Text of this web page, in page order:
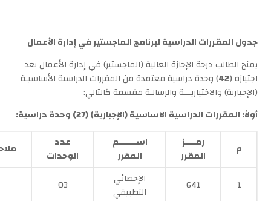
جدول المقررات الدراسية لبرنامج الماجستير في إدارة الأعمال
يمنح الطالب درجة الإجازة العالية (الماجستير) في إدارة الأعمال بعد
اجتيازه (42) وحدة دراسية معتمدة من المقررات الدراسية الأساسيـة
(الإجبارية) والاختياريـــة والرسالـة مقسمة كالتالي:
أولاً: المقررات الدراسية الاساسية (الإجبارية) (27) وحدة دراسية:
م
رمــــز
المقرر
اســـــــم
المقرر
عدد
الوحدات
1
641
الإحصائي
التطبيقي
03